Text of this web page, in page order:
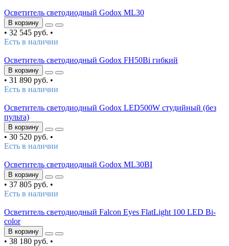
Осветитель светодиодный Godox ML30
В корзину
• 32 545 руб. •
Есть в наличии
Осветитель светодиодный Godox FH50Bi гибкий
В корзину
• 31 890 руб. •
Есть в наличии
Осветитель светодиодный Godox LED500W студийный (без
пульта)
В корзину
• 30 520 руб. •
Есть в наличии
Осветитель светодиодный Godox ML30BI
В корзину
• 37 805 руб. •
Есть в наличии
Осветитель светодиодный Falcon Eyes FlatLight 100 LED Bi-
color
В корзину
• 38 180 руб. •